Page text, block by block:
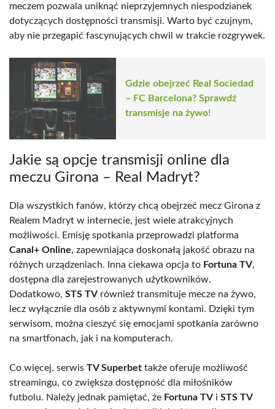
meczem pozwala uniknąć nieprzyjemnych niespodzianek
dotyczących dostępności transmisji. Warto być czujnym,
aby nie przegapić fascynujących chwil w trakcie rozgrywek.
Gdzie obejrzeć Real Sociedad
– FC Barcelona? Sprawdź
transmisje na żywo!
Jakie są opcje transmisji online dla
meczu Girona – Real Madryt?
Dla wszystkich fanów, którzy chcą obejrzeć mecz Girona z
Realem Madryt w internecie, jest wiele atrakcyjnych
możliwości. Emisję spotkania przeprowadzi platforma
Canal+ Online, zapewniająca doskonałą jakość obrazu na
różnych urządzeniach. Inna ciekawa opcja to Fortuna TV,
dostępna dla zarejestrowanych użytkowników.
Dodatkowo, STS TV również transmituje mecze na żywo,
lecz wyłącznie dla osób z aktywnymi kontami. Dzięki tym
serwisom, można cieszyć się emocjami spotkania zarówno
na smartfonach, jak i na komputerach.
Co więcej, serwis TV Superbet także oferuje możliwość
streamingu, co zwiększa dostępność dla miłośników
futbolu. Należy jednak pamiętać, że Fortuna TV i STS TV